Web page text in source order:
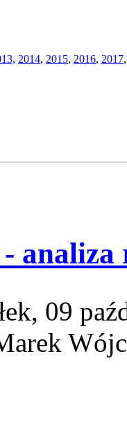
2014, 2015, 2016, 2017
analiza
09